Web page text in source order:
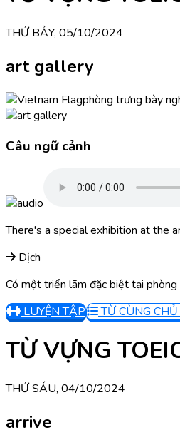
THỨ BẢY, 05/10/2024
art gallery
phòng trưng bày
Câu ngữ cảnh
There's a special exhibition at the
Dịch
Có một triển lãm đặc biệt tại
LUYỆN TẬP
TỪ CÙNG
TỪ VỰNG
THỨ SÁU, 04/10/2024
arrive